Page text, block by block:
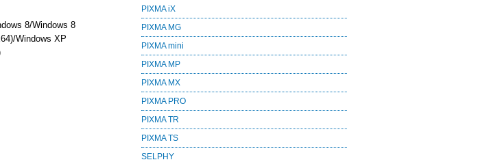
8/Windows 8
Windows XP
PIXMA iX
PIXMA MG
PIXMA mini
PIXMA MP
PIXMA MX
PIXMA PRO
PIXMA TR
PIXMA TS
SELPHY